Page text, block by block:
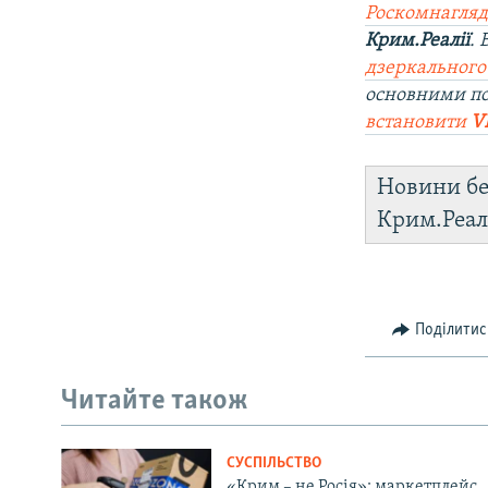
Крим.Реалії.
основними
встановити
Новини
Читайте також
СУСПІЛЬСТВО